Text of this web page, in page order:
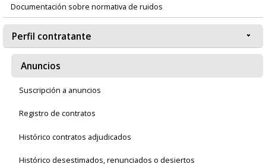
Documentación sobre normativa de ruidos
Perfil contratante
Anuncios
Suscripción a anuncios
Registro de contratos
Histórico contratos adjudicados
Histórico desestimados, renunciados o desiertos